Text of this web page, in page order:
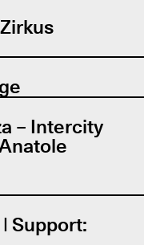
– Intercity
| Support: